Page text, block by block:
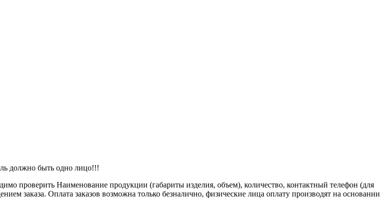
должно быть одно лицо!!!
проверить Наименование продукции (габариты изделия, объем), количество, контактный телефон (для
заказа. Оплата заказов возможна только безналично, физические лица оплату производят на основании